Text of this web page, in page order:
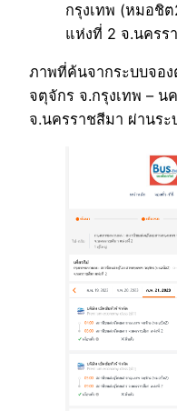
กรุงเทพ (หมอชิ
แห่งที่ 2 จ.นครร
ภาพที่ค้นจากระบบจอ
จตุจักร จ.กรุงเทพ – น
จ.นครราชสีมา ผ่านร